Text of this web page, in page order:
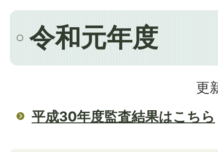
令和元年度
更
平成30年度監査結果はこちら